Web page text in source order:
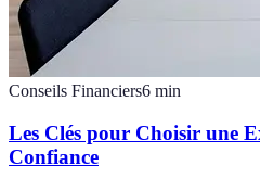
Conseils Financiers6 min
Les Clés pour Choisir une
Confiance